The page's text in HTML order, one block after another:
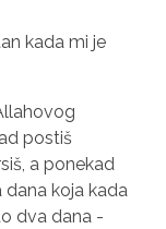
kada mi je
postiš
a ponekad
dana koja kada
dva dana -